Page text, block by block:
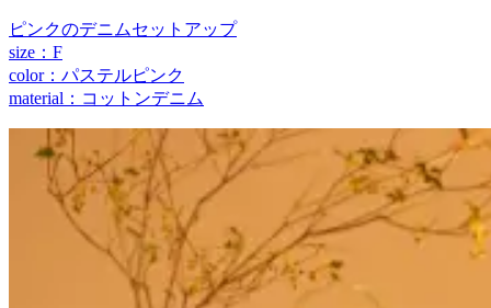
ピンクのデニムセットアップ
size：F
color：パステルピンク
material：コットンデニム